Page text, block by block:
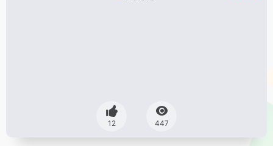
12 447